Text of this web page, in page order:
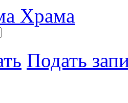
Храма
Подать